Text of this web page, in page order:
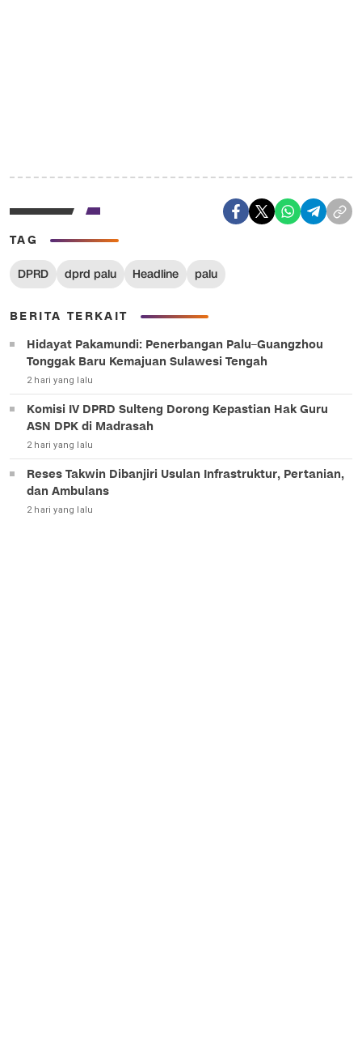
TAG
DPRD dprd palu Headline palu
BERITA TERKAIT
Hidayat Pakamundi: Penerbangan Palu–Guangzhou
Tonggak Baru Kemajuan Sulawesi Tengah
2 hari yang lalu
Komisi IV DPRD Sulteng Dorong Kepastian Hak Guru
ASN DPK di Madrasah
2 hari yang lalu
Reses Takwin Dibanjiri Usulan Infrastruktur, Pertanian,
dan Ambulans
2 hari yang lalu